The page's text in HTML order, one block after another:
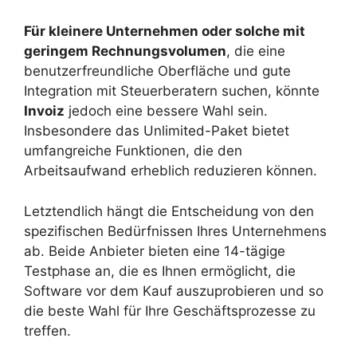
Für kleinere Unternehmen oder solche mit
geringem Rechnungsvolumen, die eine
benutzerfreundliche Oberfläche und gute
Integration mit Steuerberatern suchen, könnte
Invoiz jedoch eine bessere Wahl sein.
Insbesondere das Unlimited-Paket bietet
umfangreiche Funktionen, die den
Arbeitsaufwand erheblich reduzieren können.
Letztendlich hängt die Entscheidung von den
spezifischen Bedürfnissen Ihres Unternehmens
ab. Beide Anbieter bieten eine 14-tägige
Testphase an, die es Ihnen ermöglicht, die
Software vor dem Kauf auszuprobieren und so
die beste Wahl für Ihre Geschäftsprozesse zu
treffen.